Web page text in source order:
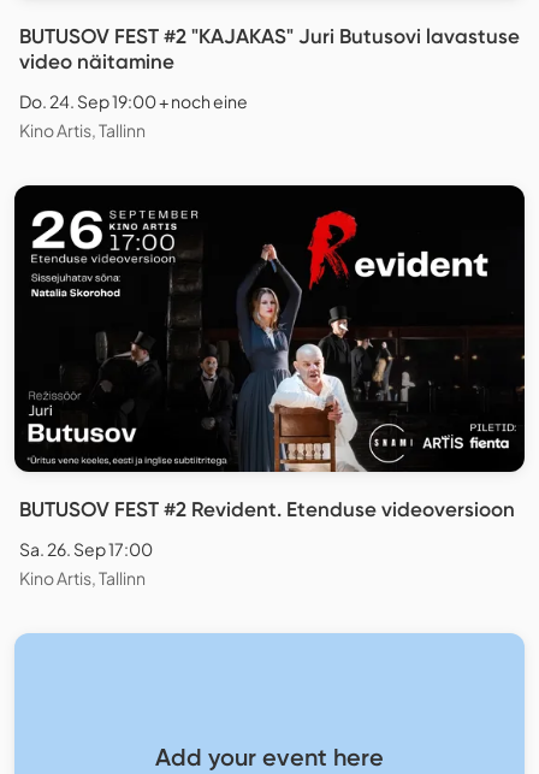
BUTUSOV FEST #2 "KAJAKAS" Juri Butusovi lavastuse
video näitamine
Do. 24. Sep 19:00 + noch eine
Kino Artis, Tallinn
BUTUSOV FEST #2 Revident. Etenduse videoversioon
Sa. 26. Sep 17:00
Kino Artis, Tallinn
Add your event here